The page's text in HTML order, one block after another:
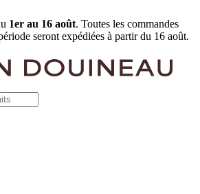
1er au 16 août. Toutes les commandes
seront expédiées à partir du 16 août.